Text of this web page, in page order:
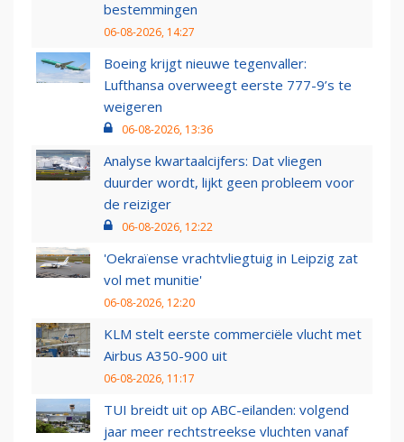
bestemmingen
06-08-2026, 14:27
Boeing krijgt nieuwe tegenvaller:
Lufthansa overweegt eerste 777-9’s te
weigeren
06-08-2026, 13:36
Analyse kwartaalcijfers: Dat vliegen
duurder wordt, lijkt geen probleem voor
de reiziger
06-08-2026, 12:22
'Oekraïense vrachtvliegtuig in Leipzig zat
vol met munitie'
06-08-2026, 12:20
KLM stelt eerste commerciële vlucht met
Airbus A350-900 uit
06-08-2026, 11:17
TUI breidt uit op ABC-eilanden: volgend
jaar meer rechtstreekse vluchten vanaf